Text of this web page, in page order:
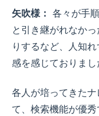
矢吹様： 各々が手
と引き継がれなか
りするなど、人知
感を感じておりまし
各人が培ってきた
て、検索機能が優